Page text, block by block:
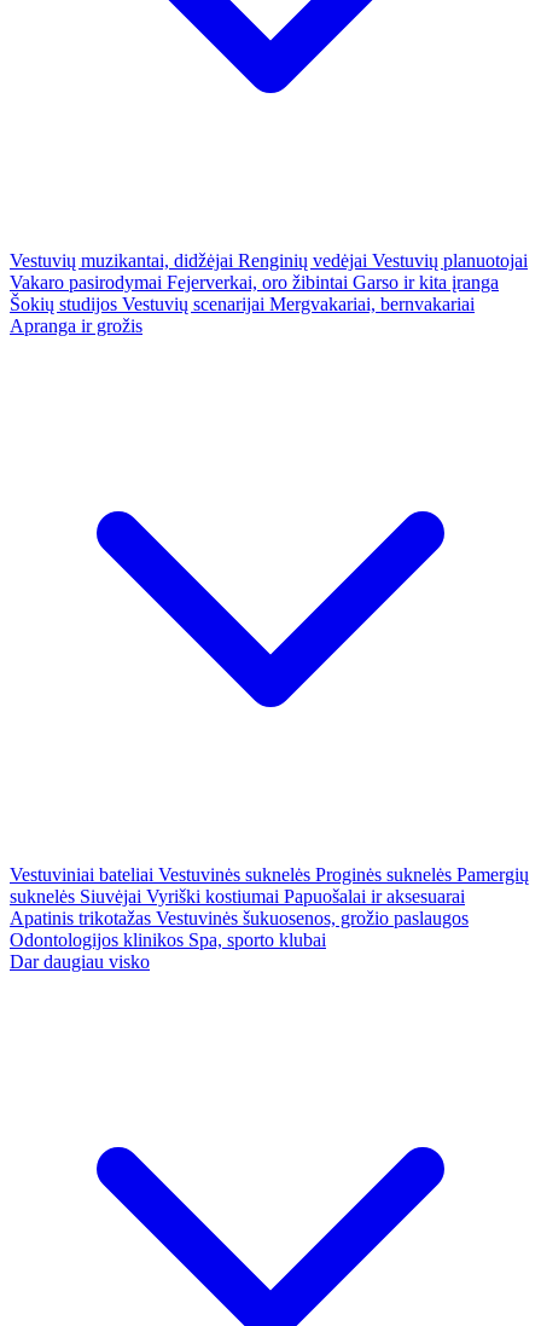
Vestuvių muzikantai, didžėjai Renginių vedėjai Vestuvių planuotojai
Vakaro pasirodymai Fejerverkai, oro žibintai Garso ir kita įranga
Šokių studijos Vestuvių scenarijai Mergvakariai, bernvakariai
Apranga ir grožis
Vestuviniai bateliai Vestuvinės suknelės Proginės suknelės Pamergių
suknelės Siuvėjai Vyriški kostiumai Papuošalai ir aksesuarai
Apatinis trikotažas Vestuvinės šukuosenos, grožio paslaugos
Odontologijos klinikos Spa, sporto klubai
Dar daugiau visko